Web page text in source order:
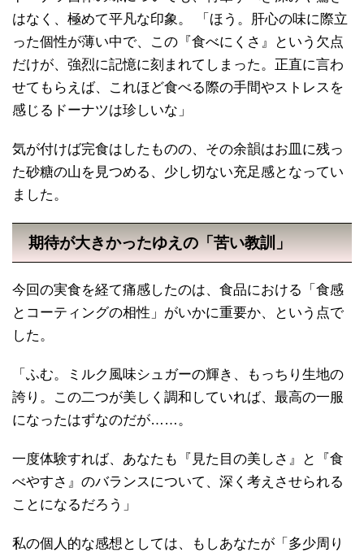
はなく、極めて平凡な印象。 「ほう。肝心の味に際立
った個性が薄い中で、この『食べにくさ』という欠点
だけが、強烈に記憶に刻まれてしまった。正直に言わ
せてもらえば、これほど食べる際の手間やストレスを
感じるドーナツは珍しいな」
気が付けば完食はしたものの、その余韻はお皿に残っ
た砂糖の山を見つめる、少し切ない充足感となってい
ました。
期待が大きかったゆえの「苦い教訓」
今回の実食を経て痛感したのは、食品における「食感
とコーティングの相性」がいかに重要か、という点で
した。
「ふむ。ミルク風味シュガーの輝き、もっちり生地の
誇り。この二つが美しく調和していれば、最高の一服
になったはずなのだが……。
一度体験すれば、あなたも『見た目の美しさ』と『食
べやすさ』のバランスについて、深く考えさせられる
ことになるだろう」
私の個人的な感想としては、もしあなたが「多少周り